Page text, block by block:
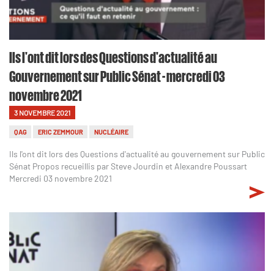
Ils l'ont dit lors des Questions d'actualité au
Gouvernement sur Public Sénat - mercredi 03
novembre 2021
3 NOVEMBRE 2021
QAG ERIC ZEMMOUR NUCLÉAIRE
Ils l'ont dit lors des Questions d'actualité au gouvernement sur Public
Sénat Propos recueillis par Steve Jourdin et Alexandre Poussart
Mercredi 03 novembre 2021